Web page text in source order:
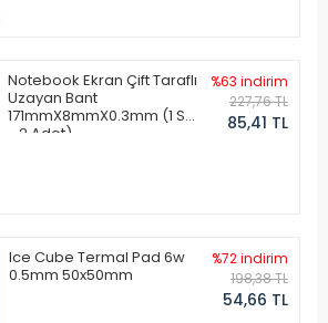
Notebook Ekran Çift Taraflı
Uzayan Bant
171mmX8mmX0.3mm (1 Set
- 2 Adet)
%63 indirim
227,76 TL
85,41 TL
Ice Cube Termal Pad 6w
0.5mm 50x50mm
%72 indirim
198,38 TL
54,66 TL